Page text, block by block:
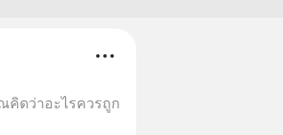
ดว่าอะไรควรถูก